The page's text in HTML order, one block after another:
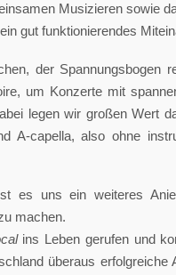
Musizieren sowie
gut funktionierendes
der Spannungsbogen
um Konzerte mit
legen wir großen Wert
A-capella, also ohne
es uns ein weiteres
machen.
ins Leben gerufen und
überaus erfolgreiche